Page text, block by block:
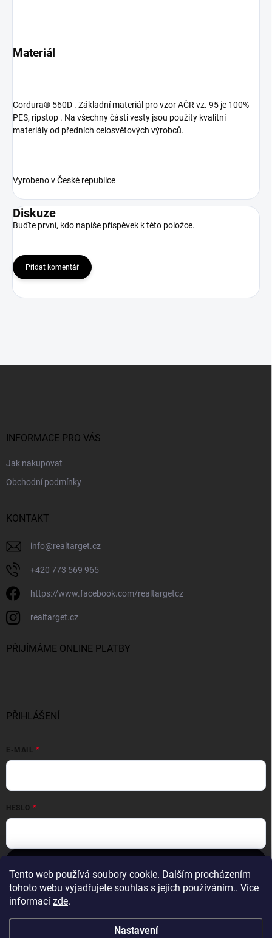
Tento web používá soubory cookie. Dalším procházením
tohoto webu vyjadřujete souhlas s jejich používáním.. Více
informací zde.
Nastavení
Materiál
Cordura® 560D . Základní materiál pro vzor AČR vz. 95 je 100%
PES, ripstop . Na všechny části vesty jsou použity kvalitní
materiály od předních celosvětových výrobců.
Vyrobeno v České republice
Diskuze
Buďte první, kdo napíše příspěvek k této položce.
Přidat komentář
INFORMACE PRO VÁS
Jak nakupovat
Obchodní podmínky
KONTAKT
info@realtarget.cz
+420 773 569 965
https://www.facebook.com/realtargetcz
realtarget.cz
PŘIJÍMÁME ONLINE PLATBY
PŘIHLÁŠENÍ
E-MAIL
HESLO
Nová registraceZapomenuté heslo